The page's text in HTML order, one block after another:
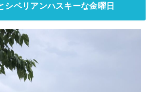
シベリアンハスキーな金曜日